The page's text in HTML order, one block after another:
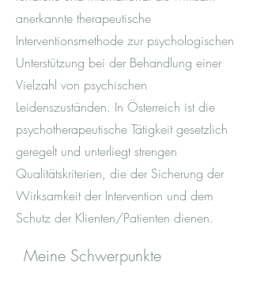
anerkannte therapeutische
Interventionsmethode zur psychologischen
Unterstützung bei der Behandlung einer
Vielzahl von psychischen
Leidenszuständen. In Österreich ist die
psychotherapeutische Tätigkeit gesetzlich
geregelt und unterliegt strengen
Qualitätskriterien, die der Sicherung der
Wirksamkeit der Intervention und dem
Schutz der Klienten/Patienten dienen.
Meine Schwerpunkte